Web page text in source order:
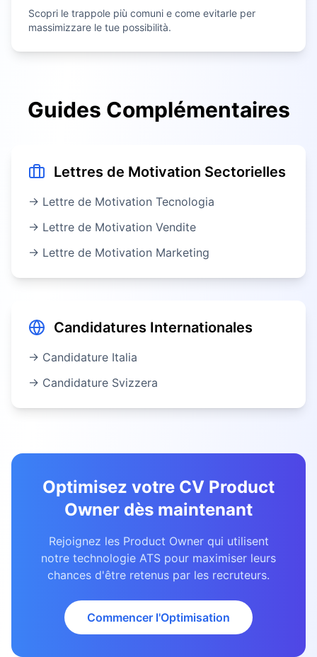
Scopri le trappole più comuni e come evitarle per
massimizzare le tue possibilità.
Guides Complémentaires
Lettres de Motivation Sectorielles
→ Lettre de Motivation Tecnologia
→ Lettre de Motivation Vendite
→ Lettre de Motivation Marketing
Candidatures Internationales
→ Candidature Italia
→ Candidature Svizzera
Optimisez votre CV Product
Owner dès maintenant
Rejoignez les Product Ownerqui utilisent
notre technologie ATS pour maximiser leurs
chances d'être retenus par les recruteurs.
Commencer l'Optimisation